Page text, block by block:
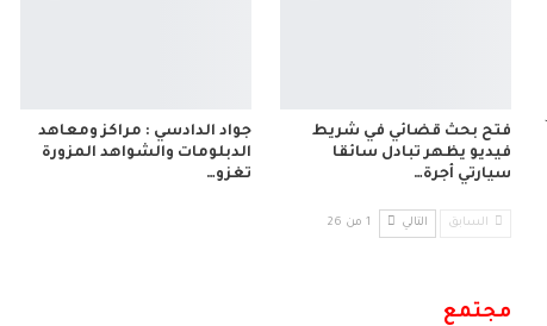
فتح بحث قضائي في شريط
فيديو يظهر تبادل سائقا
سيارتي أجرة…
جواد الدادسي : مراكز ومعاهد
الدبلومات والشواهد المزورة
تغزو…
السابق التالي 1 من 26
مجتمع